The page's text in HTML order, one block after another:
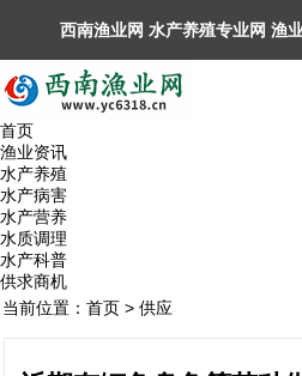
西南渔业网 水产养殖专业网 渔
丰祥渔业网 永川水花网，欢迎光
首页
渔业资讯
水产养殖
水产病害
水产营养
水质调理
水产科普
供求商机
当前位置： 首页> 供应